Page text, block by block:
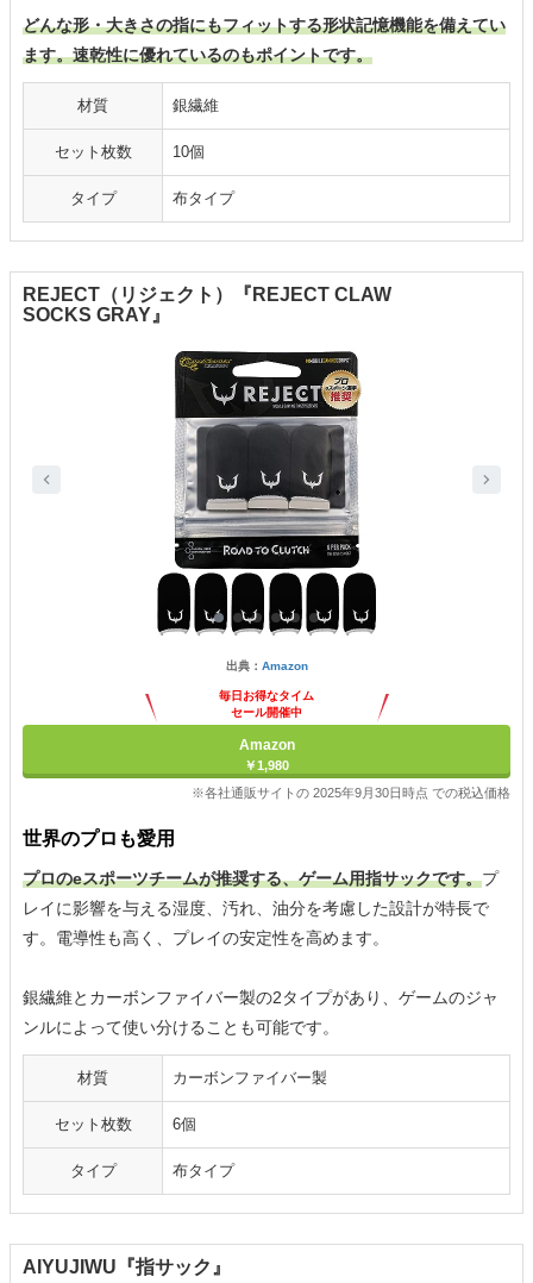
どんな形・大きさの指にもフィットする形状記憶機能を備えてい
ます。速乾性に優れているのもポイントです。
材質 銀繊維
セット枚数 10個
タイプ 布タイプ
REJECT（リジェクト）『REJECT CLAW
SOCKS GRAY』
出典： Amazon
毎日お得なタイム
セール開催中
Amazon
￥1,980
※各社通販サイトの 2025年9月30日時点 での税込価格
世界のプロも愛用
プロのeスポーツチームが推奨する、ゲーム用指サックです。プ
レイに影響を与える湿度、汚れ、油分を考慮した設計が特長で
す。電導性も高く、プレイの安定性を高めます。
銀繊維とカーボンファイバー製の2タイプがあり、ゲームのジャ
ンルによって使い分けることも可能です。
材質 カーボンファイバー製
セット枚数 6個
タイプ 布タイプ
AIYUJIWU『指サック』